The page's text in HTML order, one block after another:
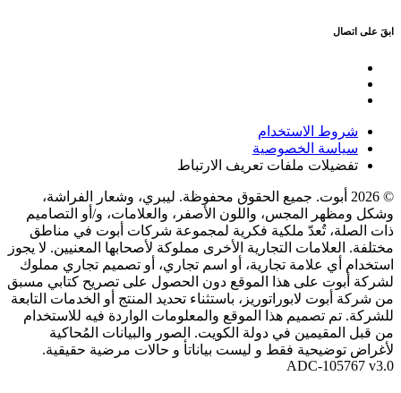
ابقَ على اتصال
شروط الاستخدام
سياسة الخصوصية
تفضيلات ملفات تعريف الارتباط
© 2026 أبوت. جميع الحقوق محفوظة. ليبري، وشعار الفراشة،
وشكل ومظهر المجس، واللون الأصفر، والعلامات، و/أو التصاميم
ذات الصلة، تُعدّ ملكية فكرية لمجموعة شركات أبوت في مناطق
مختلفة. العلامات التجارية الأخرى مملوكة لأصحابها المعنيين. لا يجوز
استخدام أي علامة تجارية، أو اسم تجاري، أو تصميم تجاري مملوك
لشركة أبوت على هذا الموقع دون الحصول على تصريح كتابي مسبق
من شركة أبوت لابوراتوريز، باستثناء تحديد المنتج أو الخدمات التابعة
للشركة. تم تصميم هذا الموقع والمعلومات الواردة فيه للاستخدام
من قبل المقيمين في دولة الكويت. الصور والبيانات المُحاكية
لأغراض توضيحية فقط و ليست بياناتأ و حالات مرضية حقيقية.
ADC-105767 v3.0